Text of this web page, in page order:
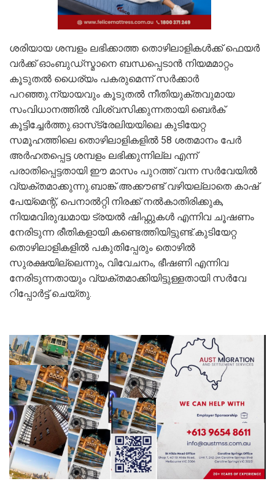
ശരിയായ ശമ്പളം ലഭിക്കാത്ത തൊഴിലാളികൾക്ക് ഫെയർ
വർക്ക് ഓംബുഡ്സ്മാനെ ബന്ധപ്പെടാൻ നിയമമാറ്റം
കൂടുതൽ ധൈര്യം പകരുമെന്ന് സർക്കാർ
പറഞ്ഞു.ന്യായവും കൂടുതൽ നീതിയുക്തവുമായ
സംവിധാനത്തിൽ വിശ്വസിക്കുന്നതായി ബെർക്
കൂട്ടിച്ചേർത്തു.ഓസ്‌ട്രേലിയയിലെ കുടിയേറ്റ
സമൂഹത്തിലെ തൊഴിലാളികളിൽ 58 ശതമാനം പേർ
അർഹതപ്പെട്ട ശമ്പളം ലഭിക്കുന്നില്ല എന്ന്
പരാതിപ്പെട്ടതായി ഈ മാസം പുറത്ത് വന്ന സർവേയിൽ
വ്യക്തമാക്കുന്നു.ബാങ്ക് അക്കൗണ്ട് വഴിയല്ലാതെ കാഷ്
പേയ്‌മെന്റ്, പെനാൽറ്റി നിരക്ക് നൽകാതിരിക്കുക,
നിയമവിരുദ്ധമായ ട്രയൽ ഷിഫ്റ്റുകൾ എന്നിവ ചൂഷണം
നേരിടുന്ന രീതികളായി കണ്ടെത്തിയിട്ടുണ്ട്.കുടിയേറ്റ
തൊഴിലാളികളിൽ പകുതിപ്പേരും തൊഴിൽ
സുരക്ഷയില്ലെന്നും, വിവേചനം, ഭീഷണി എന്നിവ
നേരിടുന്നതായും വ്യക്തമാക്കിയിട്ടുള്ളതായി സർവേ
റിപ്പോർട്ട് ചെയ്തു.